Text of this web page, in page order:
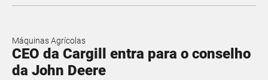
Máquinas Agrícolas
CEO da Cargill entra para o conselho
da John Deere